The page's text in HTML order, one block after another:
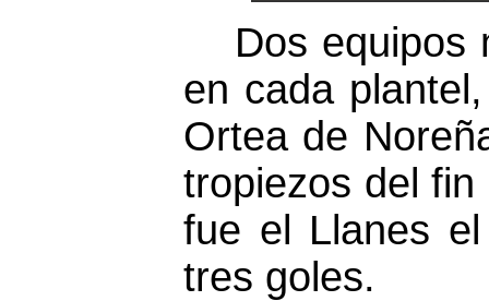
Dos equipos
en cada
Ortea de
tropiezos del
fue el Llanes
tres goles.